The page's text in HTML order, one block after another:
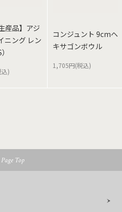
産品】アジ
ニング レン
)
コンジュント 9cmヘ
キサゴンボウル
1,705円(税込)
Page Top